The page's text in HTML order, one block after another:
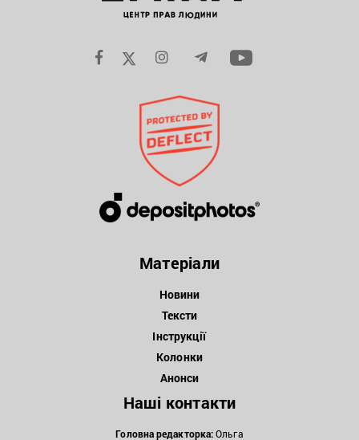
Матеріали
Новини
Тексти
Інструкції
Колонки
Анонси
Наші контакти
Головна редакторка:Ольга